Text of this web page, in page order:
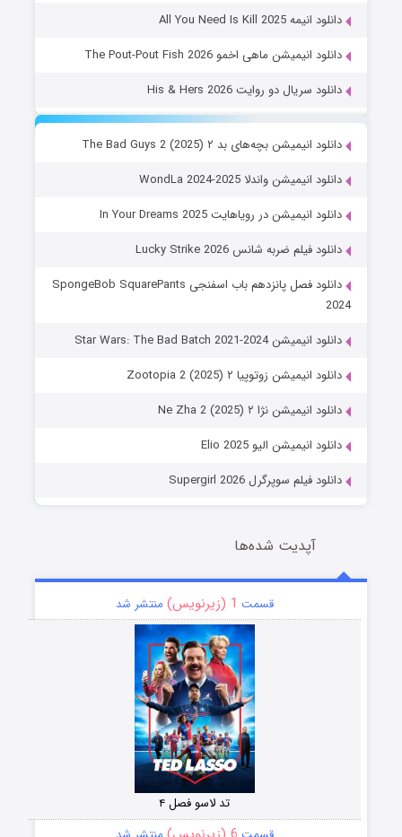
دانلود انیمه All You Need Is Kill 2025
دانلود انیمیشن ماهی اخمو The Pout-Pout Fish 2026
دانلود سریال دو روایت His & Hers 2026
دانلود انیمیشن بچه‌های بد ۲ The Bad Guys 2 (2025)
دانلود انیمیشن واندلا WondLa 2024-2025
دانلود انیمیشن در رویاهایت In Your Dreams 2025
دانلود فیلم ضربه شانس Lucky Strike 2026
دانلود فصل پانزدهم باب اسفنجی SpongeBob SquarePants
2024
دانلود انیمیشن Star Wars: The Bad Batch 2021-2024
دانلود انیمیشن زوتوپیا ۲ Zootopia 2 (2025)
دانلود انیمیشن نژا ۲ Ne Zha 2 (2025)
دانلود انیمیشن الیو Elio 2025
دانلود فیلم سوپرگرل Supergirl 2026
آپدیت شده‌ها
قسمت 1 (زیرنویس) منتشر شد
تد لاسو فصل ۴